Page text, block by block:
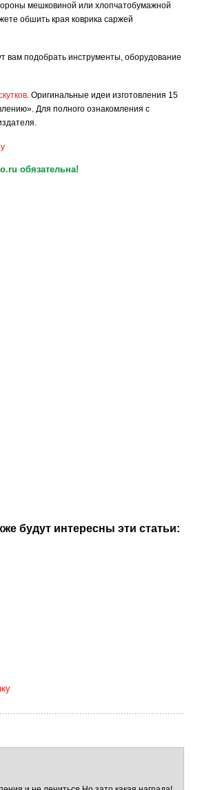
мешковиной или хлопчатобумажной
обшить края коврика саржей
вам подобрать инструменты, оборудование
. Оригинальные идеи изготовления 15
Для полного ознакомления с
обязательна!
будут интересны эти статьи: